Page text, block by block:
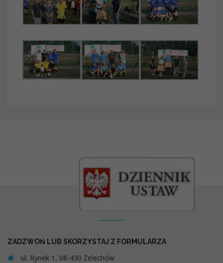
ZADZWOŃ LUB SKORZYSTAJ Z FORMULARZA
ul. Rynek 1, 08-430 Żelechów